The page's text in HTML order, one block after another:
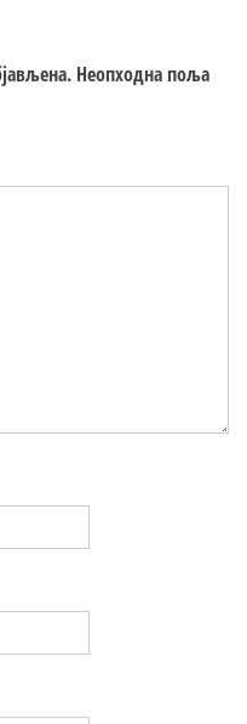
Неопходна поља